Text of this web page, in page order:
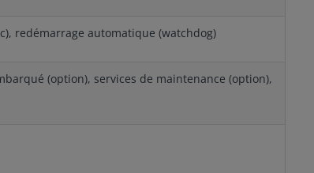
redémarrage automatique (watchdog)
(option), services de maintenance (option),